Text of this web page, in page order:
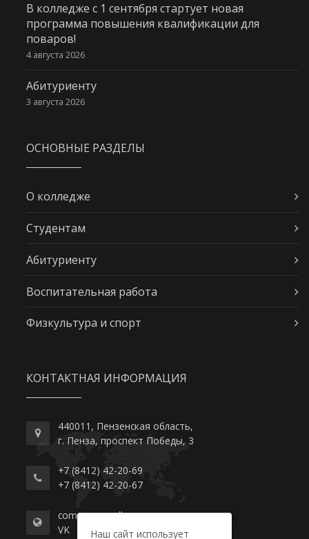
В колледже с 1 сентября стартует новая
программа повышения квалификации для
поваров!
4 августа 2026
Абитуриенту
3 августа 2026
ОСНОВНЫЕ РАЗДЕЛЫ
О колледже
Студентам
Абитуриенту
Воспитательная работа
Физкультура и спорт
КОНТАКТНАЯ ИНФОРМАЦИЯ
440011, Пензенская область,
г. Пенза, проспект Победы, 3
+7 (8412) 42-20-69
+7 (8412) 42-20-67
commerce-college.ru
VK
Наш сайт использует